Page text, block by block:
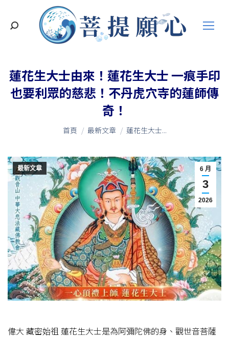
搜
蓮花生大士由來！蓮花生大士 一痕手印
也要利眾的慈悲！不丹虎穴寺的蓮師傳
奇！
您在這裡：
首頁 最新文章 蓮花生大士...
6 月
3
2026
最新文章
偉大 藏密始祖 蓮花生大士是為阿彌陀佛的身、觀世音菩薩